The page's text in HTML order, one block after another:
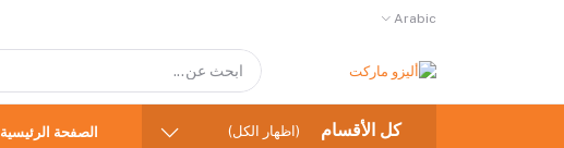
Arabic
كل الأقسام (اظهار الكل) الصفحة الرئيسية